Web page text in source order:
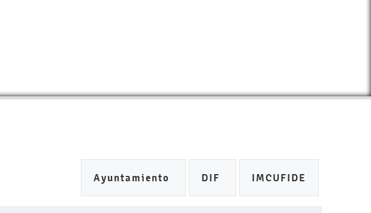
Ayuntamiento DIF IMCUFIDE